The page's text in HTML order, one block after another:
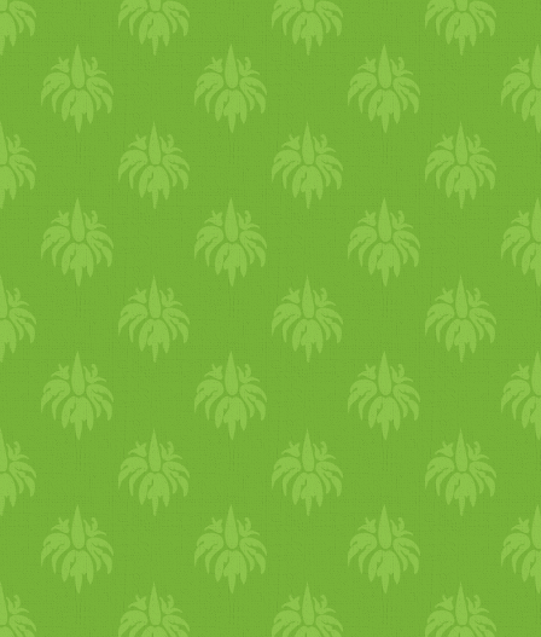
Viszont alkalmanként
viszonylag keveset
használunk belőle, mert
nagyon tömény!
Helyettesíthető mondjuk
bizonyos ételeknél darált
diófélével, de nem ugyanaz a
hatás.. Használhatod
ugyanazt a fajtát kezdetben,
ráadásul férje veleszületett
betegsége miatt sokkal
jobban odafigyelnek, és
kevesebb húst esznek.
kriszta gombakrémlevest
főzött. fél éve indiában volt,
azóta nem nagyon eszik
nem különcködésből, ez
részéről egy tudatos döntés.